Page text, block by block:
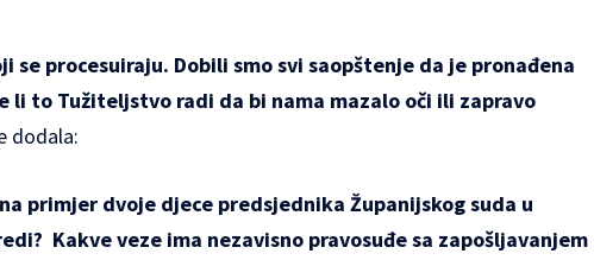
se procesuiraju. Dobili smo svi saopštenje da je pronađena
li to Tužiteljstvo radi da bi nama mazalo oči ili zapravo
dodala:
primjer dvoje djece predsjednika Županijskog suda u
Kakve veze ima nezavisno pravosuđe sa zapošljavanjem